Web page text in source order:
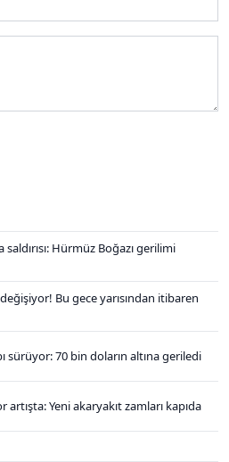
saldırısı: Hürmüz Boğazı gerilimi
Bu gece yarısından itibaren
sürüyor: 70 bin doların altına geriledi
Yeni akaryakıt zamları kapıda